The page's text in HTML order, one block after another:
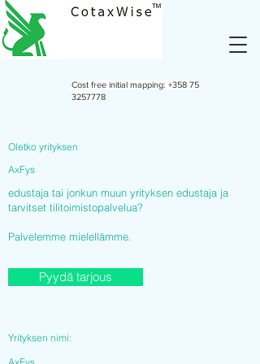
Cost free initial mapping: +358 75
3257778
Oletko yrityksen
AxFys
edustaja tai jonkun muun yrityksen edustaja ja
tarvitset tilitoimistopalvelua?
Palvelemme mielellämme.
Pyydä tarjous
Yrityksen nimi: